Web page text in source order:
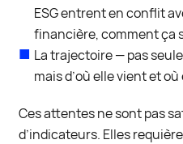
ESG entrent en conflit
financière, comment ça
La trajectoire — pas
mais d’où elle vient et où
Ces attentes ne sont pas
d’indicateurs. Elles